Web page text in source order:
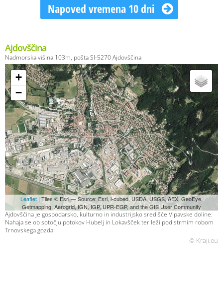
Napoved vremena 10 dni
Ajdovščina
Nadmorska višina 103m, pošta SI-5270 Ajdovščina
+
−
Leaflet | Tiles © Esri — Source: Esri, i-cubed, USDA, USGS, AEX, GeoEye,
Getmapping, Aerogrid, IGN, IGP, UPR-EGP, and the GIS User Community
Ajdovščina je gospodarsko, kulturno in industrijsko središče Vipavske doline.
Nahaja se ob sotočju potokov Hubelj in Lokavšček ter leži pod strmim robom
Trnovskega gozda.
© Kraji.eu